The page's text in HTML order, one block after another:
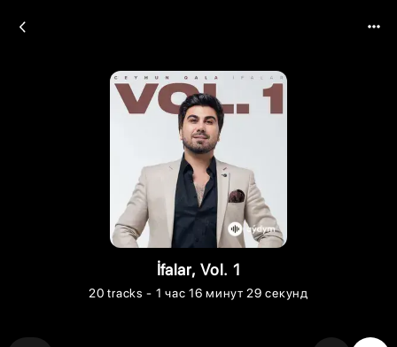
İfalar, Vol. 1
20 tracks- 1 час 16 минут 29 секунд